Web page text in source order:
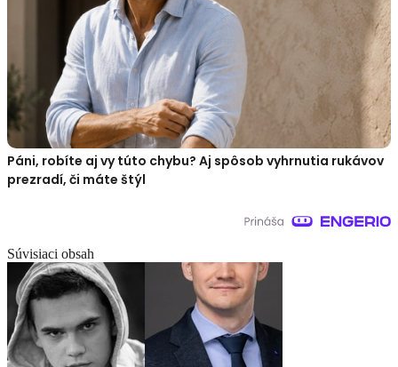
Páni, robíte aj vy túto chybu? Aj spôsob vyhrnutia rukávov
prezradí, či máte štýl
Súvisiaci obsah